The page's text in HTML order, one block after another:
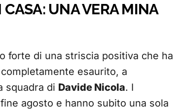
UNA VERA MINA
forte di una striscia positiva che ha
esaurito, a
squadra di Davide Nicola. I
agosto e hanno subito una sola